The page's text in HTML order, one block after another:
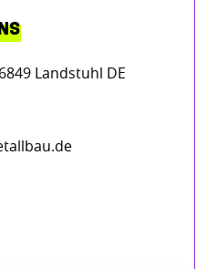
Landstuhl DE